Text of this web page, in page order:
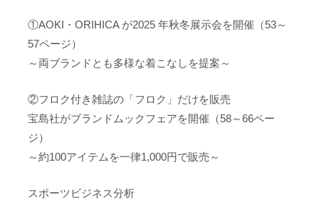
①AOKI・ORIHICA が2025 年秋冬展示会を開催（53～
57ページ）
～両ブランドとも多様な着こなしを提案～
②フロク付き雑誌の「フロク」だけを販売
宝島社がブランドムックフェアを開催（58～66ペー
ジ）
～約100アイテムを一律1,000円で販売～
スポーツビジネス分析